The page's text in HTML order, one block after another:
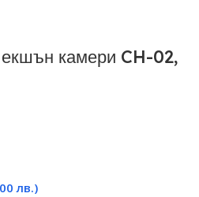
камери CH-02,
лв.)